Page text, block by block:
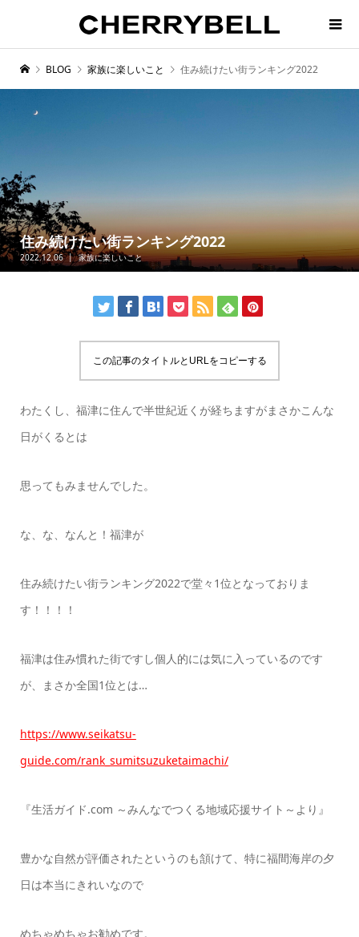
BLOG 家族に楽しいこと 住み続けたい街ランキング2022
住み続けたい街ランキング2022
2022.12.06 家族に楽しいこと
この記事のタイトルとURLをコピーする
わたくし、福津に住んで半世紀近くが経ちますがまさかこんな
日がくるとは
思ってもみませんでした。
な、な、なんと！福津が
住み続けたい街ランキング2022で堂々1位となっておりま
す！！！！
福津は住み慣れた街ですし個人的には気に入っているのです
が、まさか全国1位とは…
https://www.seikatsu-
guide.com/rank_sumitsuzuketaimachi/
『生活ガイド.com ～みんなでつくる地域応援サイト～より』
豊かな自然が評価されたというのも頷けて、特に福間海岸の夕
日は本当にきれいなので
めちゃめちゃお勧めです。